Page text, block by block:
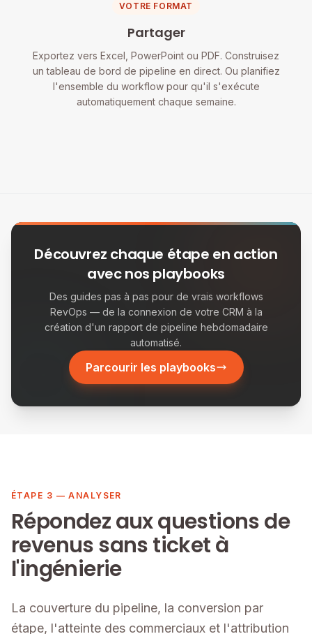
VOTRE FORMAT
Partager
Exportez vers Excel, PowerPoint ou PDF. Construisez
un tableau de bord de pipeline en direct. Ou planifiez
l'ensemble du workflow pour qu'il s'exécute
automatiquement chaque semaine.
Découvrez chaque étape en action
avec nos playbooks
Des guides pas à pas pour de vrais workflows
RevOps — de la connexion de votre CRM à la
création d'un rapport de pipeline hebdomadaire
automatisé.
Parcourir les playbooks
ÉTAPE 3 — ANALYSER
Répondez aux questions de
revenus sans ticket à
l'ingénierie
La couverture du pipeline, la conversion par
étape, l'atteinte des commerciaux et l'attribution